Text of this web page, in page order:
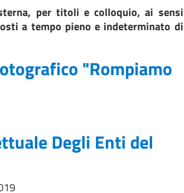
per titoli e colloquio, ai sensi
a tempo pieno e indeterminato di
"Rompiamo
Degli Enti del